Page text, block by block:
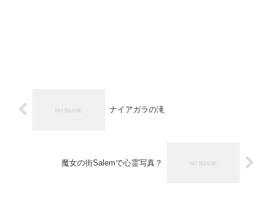
ナイアガラの滝
魔女の街Salemで心霊写真？